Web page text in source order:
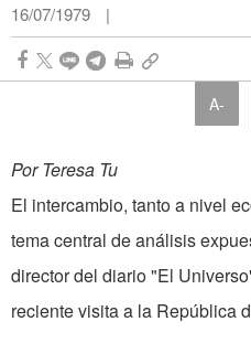
16/07/1979 |
A-
Por Teresa Tu
El intercambio, tanto a nivel
tema central de análisis
director del diario "El
reciente visita a la República